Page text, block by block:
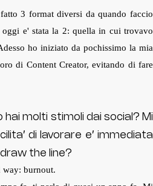
3 format diversi da quando faccio
e' stata la 2: quella in cui trovavo
ho iniziato da pochissimo la mia
di Content Creator, evitando di fare
molti stimoli dai social? Mi
di lavorare e’ immediata
the line?
way: burnout.